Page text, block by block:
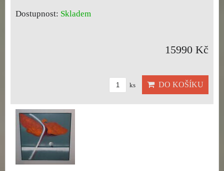
Dostupnost: Skladem
15990 Kč
ks DO KOŠÍKU